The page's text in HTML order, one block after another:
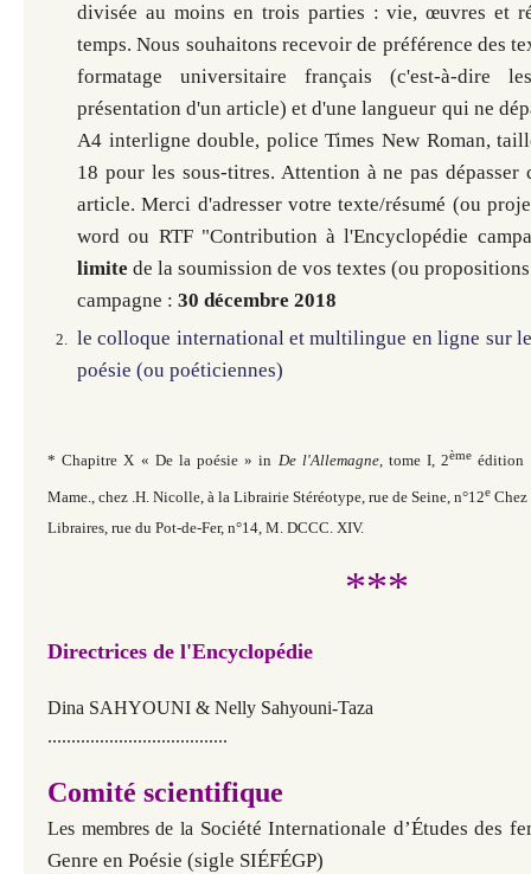
divisée au moins en trois parties : vie, œuvres et
temps. Nous souhaitons recevoir de préférence des
formatage universitaire français (c'est-à-dire
présentation d'un article)et d'une langueur qui ne
A4 interligne double, police Times New Roman,
18 pour les sous-titres. Attention à ne pas
article. Merci d'adresser votre texte/résumé (ou
word ou RTF "Contribution à l'Encyclopédie
limite de la soumission de vos textes (ou
campagne : 30 décembre 2018
le colloque international et multilingue en ligne sur
poésie (ou poéticiennes)
* Chapitre X « De la poésie » in De l'Allemagne, tome I, 2ème édition
Mame., chez .H. Nicolle, à la Librairie Stéréotype, rue de Seine, n°12e
Libraires, rue du Pot-de-Fer, n°14, M. DCCC. XIV.
***
Directrices de l'Encyclopédie
Dina SAHYOUNI & Nelly Sahyouni-Taza
......................................
Comité scientifique
Les membres de la Société Internationale d’Études des
Genre en Poésie (sigle SIÉFÉGP)